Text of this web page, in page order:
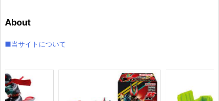
ブ
About
■当サイトについて